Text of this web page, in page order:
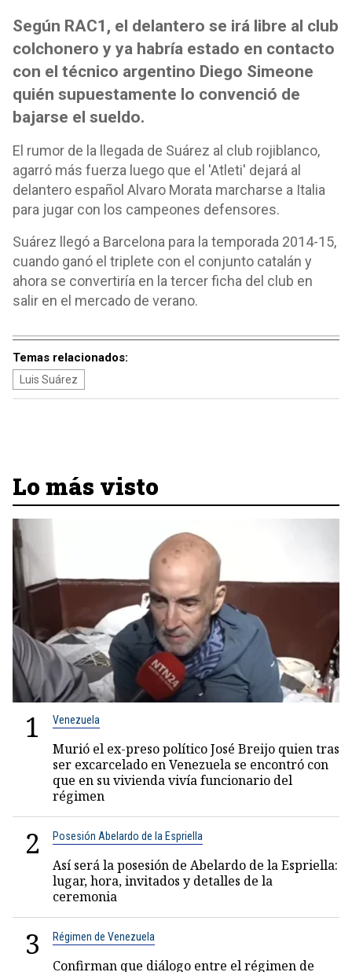
Según RAC1, el delantero se irá libre al club
colchonero y ya habría estado en contacto
con el técnico argentino Diego Simeone
quién supuestamente lo convenció de
bajarse el sueldo.
El rumor de la llegada de Suárez al club rojiblanco,
agarró más fuerza luego que el 'Atleti' dejará al
delantero español Alvaro Morata marcharse a Italia
para jugar con los campeones defensores.
Suárez llegó a Barcelona para la temporada 2014-15,
cuando ganó el triplete con el conjunto catalán y
ahora se convertiría en la tercer ficha del club en
salir en el mercado de verano.
Temas relacionados:
Luis Suárez
Lo más visto
1 Venezuela
Murió el ex-preso político José Breijo quien tras
ser excarcelado en Venezuela se encontró con
que en su vivienda vivía funcionario del
régimen
2 Posesión Abelardo de la Espriella
Así será la posesión de Abelardo de la Espriella:
lugar, hora, invitados y detalles de la
ceremonia
3 Régimen de Venezuela
Confirman que diálogo entre el régimen de